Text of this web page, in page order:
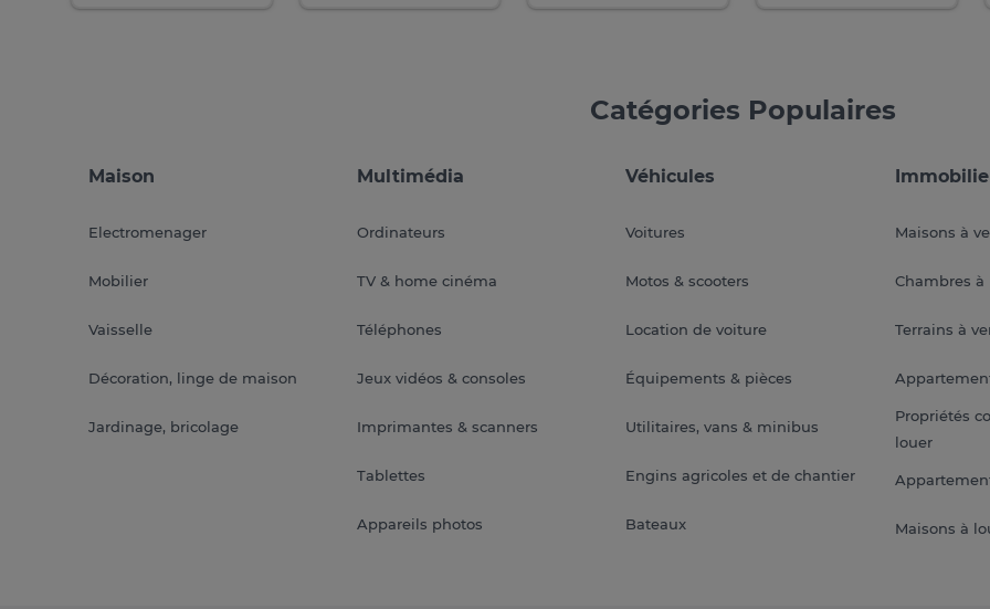
Catégories Populaires
Maison
Electromenager
Mobilier
Vaisselle
Décoration, linge de maison
Jardinage, bricolage
Multimédia
Ordinateurs
TV & home cinéma
Téléphones
Jeux vidéos & consoles
Imprimantes & scanners
Tablettes
Appareils photos
Véhicules
Voitures
Motos & scooters
Location de voiture
Équipements & pièces
Utilitaires, vans & minibus
Engins agricoles et de chantier
Bateaux
Maisons à
Chambres à
Terrains à
Propriétés
louer
Maisons à